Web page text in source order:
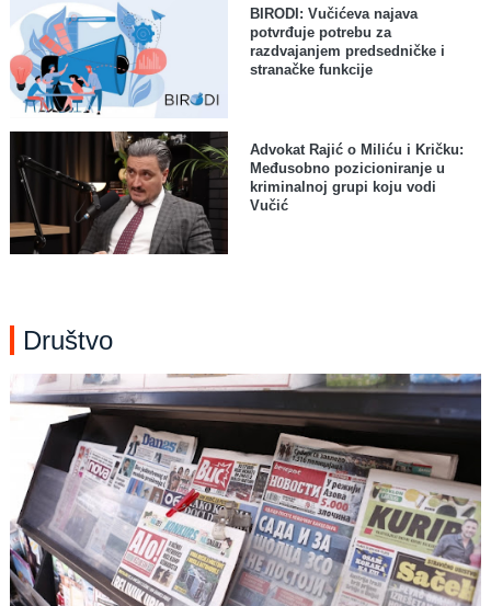
BIRODI: Vučićeva najava
potvrđuje potrebu za
razdvajanjem predsedničke i
stranačke funkcije
Advokat Rajić o Miliću i Kričku:
Međusobno pozicioniranje u
kriminalnoj grupi koju vodi
Vučić
Društvo